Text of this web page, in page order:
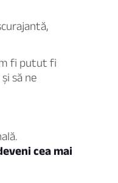
fi putut fi
să ne
cea mai